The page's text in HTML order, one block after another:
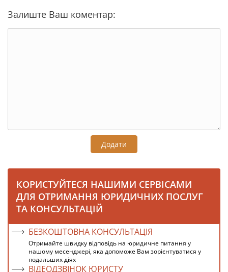
Залиште Ваш коментар:
Додати
КОРИСТУЙТЕСЯ НАШИМИ СЕРВІСАМИ
ДЛЯ ОТРИМАННЯ ЮРИДИЧНИХ ПОСЛУГ
ТА КОНСУЛЬТАЦІЙ
БЕЗКОШТОВНА КОНСУЛЬТАЦІЯ
Отримайте швидку відповідь на юридичне питання у
нашому месенджері, яка допоможе Вам зорієнтуватися у
подальших діях
ВІДЕОДЗВІНОК ЮРИСТУ